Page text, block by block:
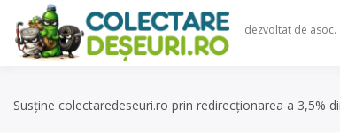
content
dezvoltat de asoc.
Susține colectaredeseuri.ro prin redirecționarea a 3,5%